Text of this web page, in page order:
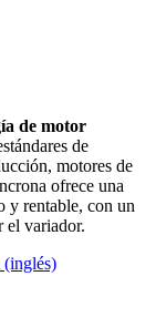
de motor
de
motores de
ofrece una
y rentable, con un
el variador.